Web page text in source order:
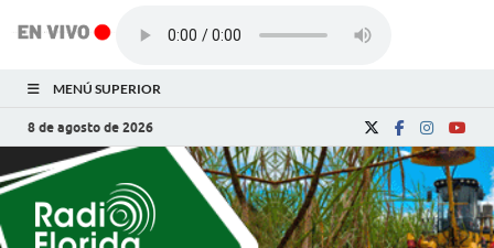
MENÚ SUPERIOR
8 de agosto de 2026
Radio Florida de
Noticias y Actualidades de Florida, Camagüey,